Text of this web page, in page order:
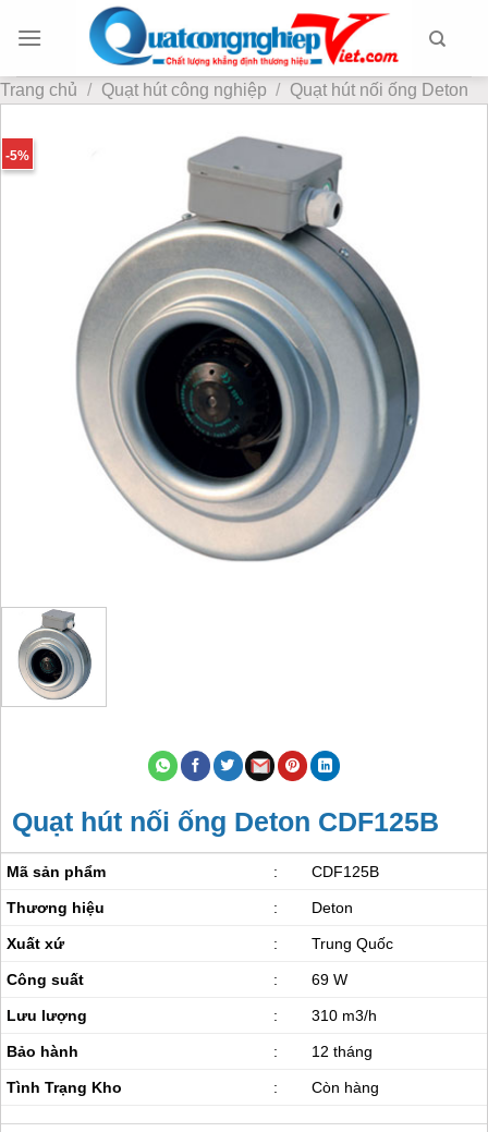
đến
dung
Trang chủ / Quạt hút công nghiệp / Quạt hút nối ống Deton
-5%
Quạt hút nối ống Deton CDF125B
Mã sản phẩm : CDF125B
Thương hiệu : Deton
Xuất xứ : Trung Quốc
Công suất : 69 W
Lưu lượng : 310 m3/h
Bảo hành : 12 tháng
Tình Trạng Kho : Còn hàng